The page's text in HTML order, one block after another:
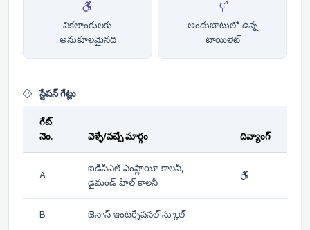
వికలాంగులకు
అనుకూలమైనది
అందుబాటులో ఉన్న
టాయిలెట్
స్టేషన్ గేట్లు
గేట్
నెం.
వెళ్ళే/వచ్చే మార్గం దివ్యాంగ్
A
ఐడిపిఎల్ ఎంప్లాయీ కాలనీ,
డైమండ్ హిల్ కాలనీ
B జెనాస్ ఇంటర్నేషనల్ స్కూల్